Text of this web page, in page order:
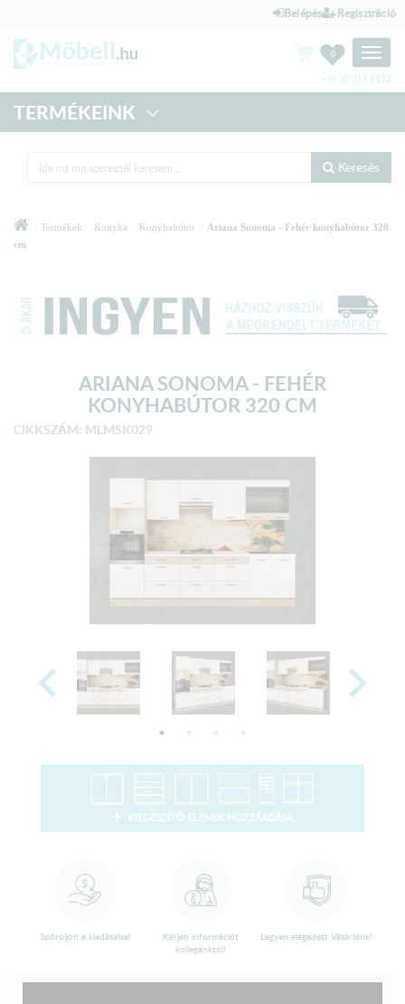
Belépés Regisztráció
Toggle
0
+36 20 318 8122
TERMÉKEINK
Keresés
Termékek Konyha Konyhabútor
Ariana Sonoma - Fehér konyhabútor 320
cm
ARIANA SONOMA - FEHÉR
KONYHABÚTOR 320 CM
CIKKSZÁM: MLMSK029
KIEGÉSZÍTŐ ELEMEK HOZZÁADÁSA
Spóroljon a kiadásaival
Kérjen információt
kollegánktól!
Legyen elégedett Vásárlónk!